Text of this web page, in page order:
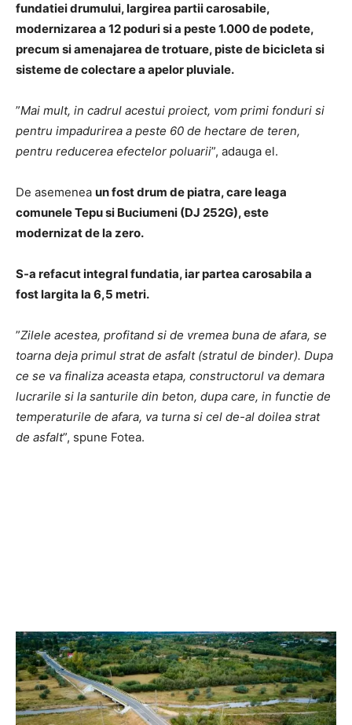
fundatiei drumului, largirea partii carosabile,
modernizarea a 12 poduri si a peste 1.000 de podete,
precum si amenajarea de trotuare, piste de bicicleta si
sisteme de colectare a apelor pluviale.
”Mai mult, in cadrul acestui proiect, vom primi fonduri si
pentru impadurirea a peste 60 de hectare de teren,
pentru reducerea efectelor poluarii”, adauga el.
De asemenea un fost drum de piatra, care leaga
comunele Tepu si Buciumeni (DJ 252G), este
modernizat de la zero.
S-a refacut integral fundatia, iar partea carosabila a
fost largita la 6,5 metri.
”Zilele acestea, profitand si de vremea buna de afara, se
toarna deja primul strat de asfalt (stratul de binder). Dupa
ce se va finaliza aceasta etapa, constructorul va demara
lucrarile si la santurile din beton, dupa care, in functie de
temperaturile de afara, va turna si cel de-al doilea strat
de asfalt”, spune Fotea.